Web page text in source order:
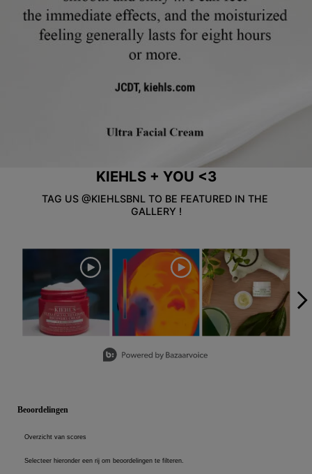
KIEHLS + YOU <3
TAG US @KIEHLSBNL TO BE FEATURED IN THE
GALLERY !
Media Carousel
Carousel with product photos. Use the previous and next buttons